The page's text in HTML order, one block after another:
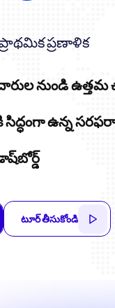
ప్రణాళిక
నుండి ఉత్తమ
ఉన్న
టూర్ తీసుకోండి